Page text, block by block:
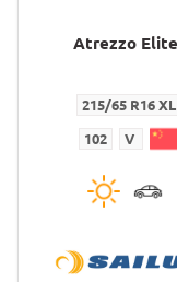
Atrezzo
215/65 R16 XL
102 V